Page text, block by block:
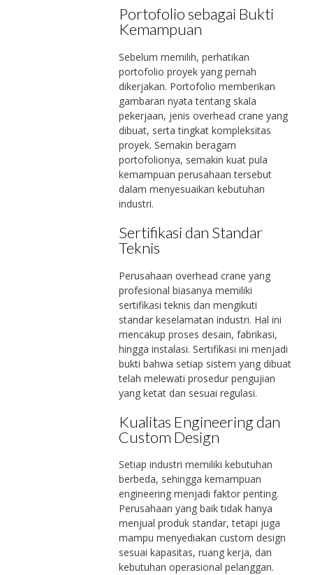
Portofolio sebagai Bukti
Kemampuan
Sebelum memilih, perhatikan
portofolio proyek yang pernah
dikerjakan. Portofolio memberikan
gambaran nyata tentang skala
pekerjaan, jenis overhead crane yang
dibuat, serta tingkat kompleksitas
proyek. Semakin beragam
portofolionya, semakin kuat pula
kemampuan perusahaan tersebut
dalam menyesuaikan kebutuhan
industri.
Sertifikasi dan Standar
Teknis
Perusahaan overhead crane yang
profesional biasanya memiliki
sertifikasi teknis dan mengikuti
standar keselamatan industri. Hal ini
mencakup proses desain, fabrikasi,
hingga instalasi. Sertifikasi ini menjadi
bukti bahwa setiap sistem yang dibuat
telah melewati prosedur pengujian
yang ketat dan sesuai regulasi.
Kualitas Engineering dan
Custom Design
Setiap industri memiliki kebutuhan
berbeda, sehingga kemampuan
engineering menjadi faktor penting.
Perusahaan yang baik tidak hanya
menjual produk standar, tetapi juga
mampu menyediakan custom design
sesuai kapasitas, ruang kerja, dan
kebutuhan operasional pelanggan.